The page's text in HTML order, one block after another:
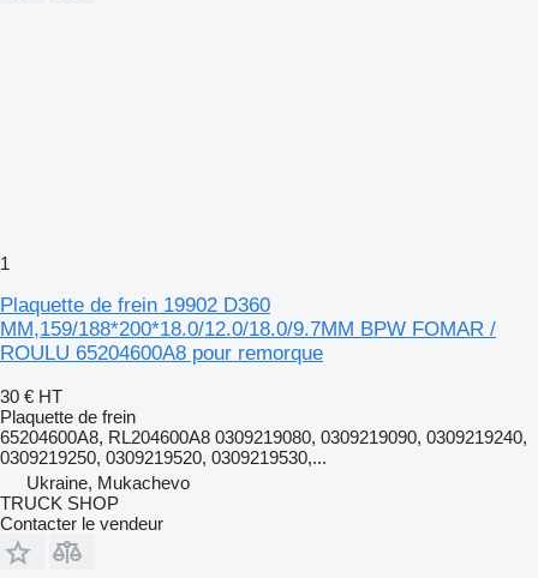
1
Plaquette de frein 19902 D360
MM,159/188*200*18.0/12.0/18.0/9.7MM BPW FOMAR /
ROULU 65204600A8 pour remorque
30 € HT
Plaquette de frein
65204600A8, RL204600A8 0309219080, 0309219090, 0309219240,
0309219250, 0309219520, 0309219530,...
Ukraine, Mukachevo
TRUCK SHOP
Contacter le vendeur